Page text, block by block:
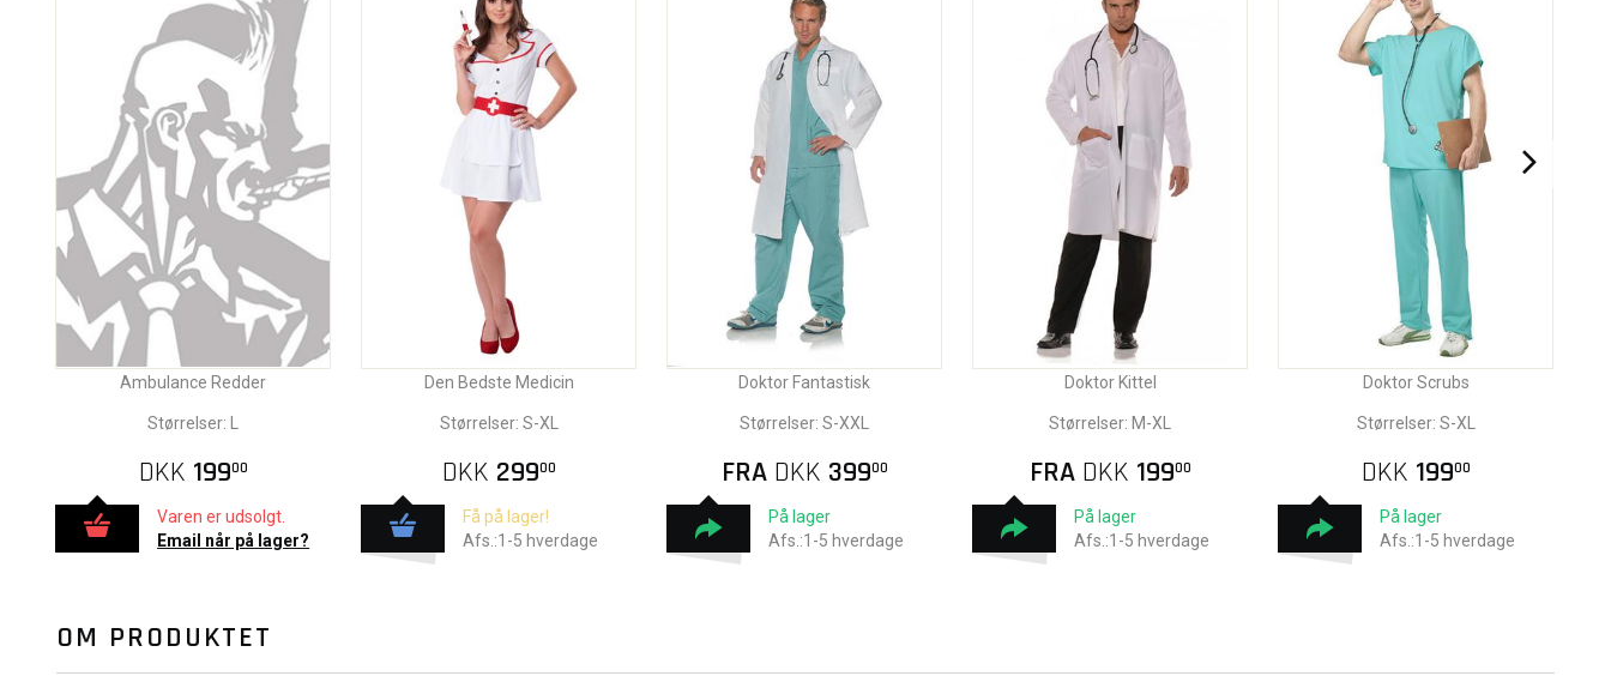
Ambulance Redder
Størrelser: L
DKK 19900
Varen er udsolgt.
Email når på lager?
Den Bedste Medicin
Størrelser: S-XL
DKK 29900
Få på lager!
Afs.:1-5 hverdage
Doktor Fantastisk
Størrelser: S-XXL
FRA DKK 39900
På lager
Afs.:1-5 hverdage
Doktor Kittel
Størrelser: M-XL
FRA DKK 19900
På lager
Afs.:1-5 hverdage
Doktor Scrubs
Størrelser: S-XL
DKK 19900
På lager
Afs.:1-5 hverdage
OM PRODUKTET